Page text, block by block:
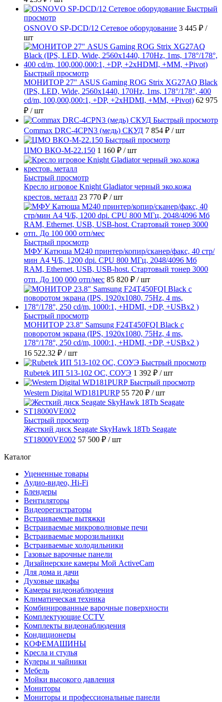
Быстрый
просмотр
OSNOVO SP-DCD/12 Сетевое оборудование 3 445 ₽ /
шт
Быстрый просмотр
МОНИТОР 27" ASUS Gaming ROG Strix XG27AQ Black
(IPS, LED, Wide, 2560x1440, 170Hz, 1ms, 178°/178°, 400
cd/m, 100,000,000:1, +DP, +2хHDMI, +MM, +Pivot) 62 975
₽ / шт
Быстрый просмотр
Commax DRC-4CPN3 (медь) СКУД 7 854 ₽ / шт
Быстрый просмотр
ЦМО ВКО-М-22.150 1 160 ₽ / шт
Быстрый просмотр
Кресло игровое Knight Gladiator черный эко.кожа
крестов. металл 23 770 ₽ / шт
Быстрый просмотр
МФУ Катюша M240 принтер/копир/сканер/факс, 40 стр/
мин А4 Ч/Б, 1200 dpi. CPU 800 МГц, 2048/4096 Мб
RAM, Ethernet, USB, USB-host. Стартовый тонер 3000
отп. До 100 000 отп/мес 85 820 ₽ / шт
Быстрый просмотр
МОНИТОР 23.8" Samsung F24T450FQI Black с
поворотом экрана (IPS, 1920x1080, 75Hz, 4 ms,
178°/178°, 250 cd/m, 1000:1, +HDMI, +DP, +USBx2 )
16 522.32 ₽ / шт
Быстрый просмотр
Rubetek ИП 513-102 ОС, СОУЭ 1 392 ₽ / шт
Быстрый просмотр
Western Digital WD181PURP 55 720 ₽ / шт
Быстрый просмотр
Жесткий диск Seagate SkyHawk 18Tb Seagate
ST18000VE002 57 500 ₽ / шт
Каталог
Уцененные товары
Аудио-видео, Hi-Fi
Блендеры
Вентиляторы
Видеорегистраторы
Встраиваемые вытяжки
Встраиваемые микроволновые печи
Встраиваемые морозильники
Встраиваемые холодильники
Газовые варочные панели
Дизайнерские камеры Мой ActiveCam
Для дома и дачи
Духовые шкафы
Камеры видеонаблюдения
Климатическая техника
Комбинированные варочные поверхности
Комплектующие CCTV
Комплекты видеонаблюдения
Кондиционеры
КОФЕМАШИНЫ
Кресла и стулья
Кулеры и чайники
Мебель
Мойки высокого давления
Мониторы
Мониторы и профессиональные панели